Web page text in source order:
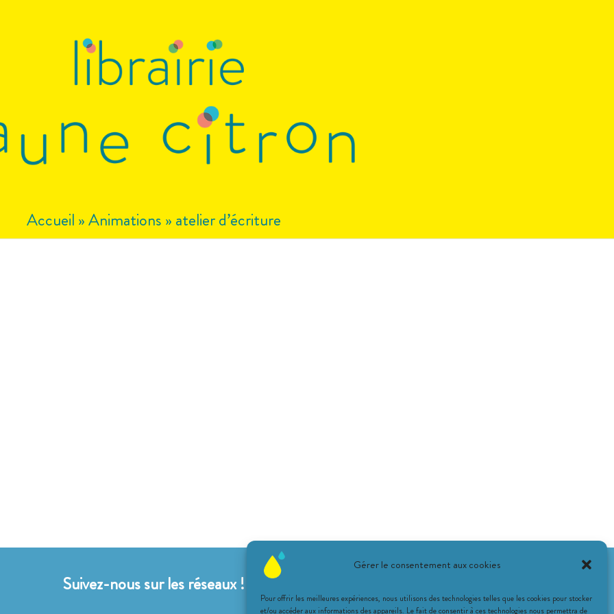
Gérer le consentement aux cookies
Pour offrir les meilleures expériences, nous utilisons des technologies telles que les cookies pour stocker
et/ou accéder aux informations des appareils. Le fait de consentir à ces technologies nous permettra de
Accueil »Animations » atelier d’écriture
Suivez-nous sur les réseaux !